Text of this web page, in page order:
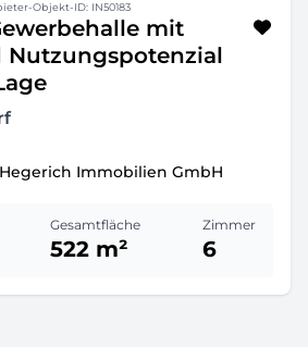
Objekt-ID: IN50183
mit
Nutzungspotenzial
Hegerich Immobilien GmbH
Gesamtfläche
522 m²
Zimmer
6